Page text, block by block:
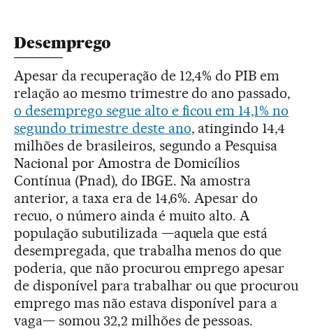
Desemprego
Apesar da recuperação de 12,4% do PIB em
relação ao mesmo trimestre do ano passado,
o desemprego segue alto e ficou em 14,1% no
segundo trimestre deste ano, atingindo 14,4
milhões de brasileiros, segundo a Pesquisa
Nacional por Amostra de Domicílios
Contínua (Pnad), do IBGE. Na amostra
anterior, a taxa era de 14,6%. Apesar do
recuo, o número ainda é muito alto. A
população subutilizada —aquela que está
desempregada, que trabalha menos do que
poderia, que não procurou emprego apesar
de disponível para trabalhar ou que procurou
emprego mas não estava disponível para a
vaga— somou 32,2 milhões de pessoas.